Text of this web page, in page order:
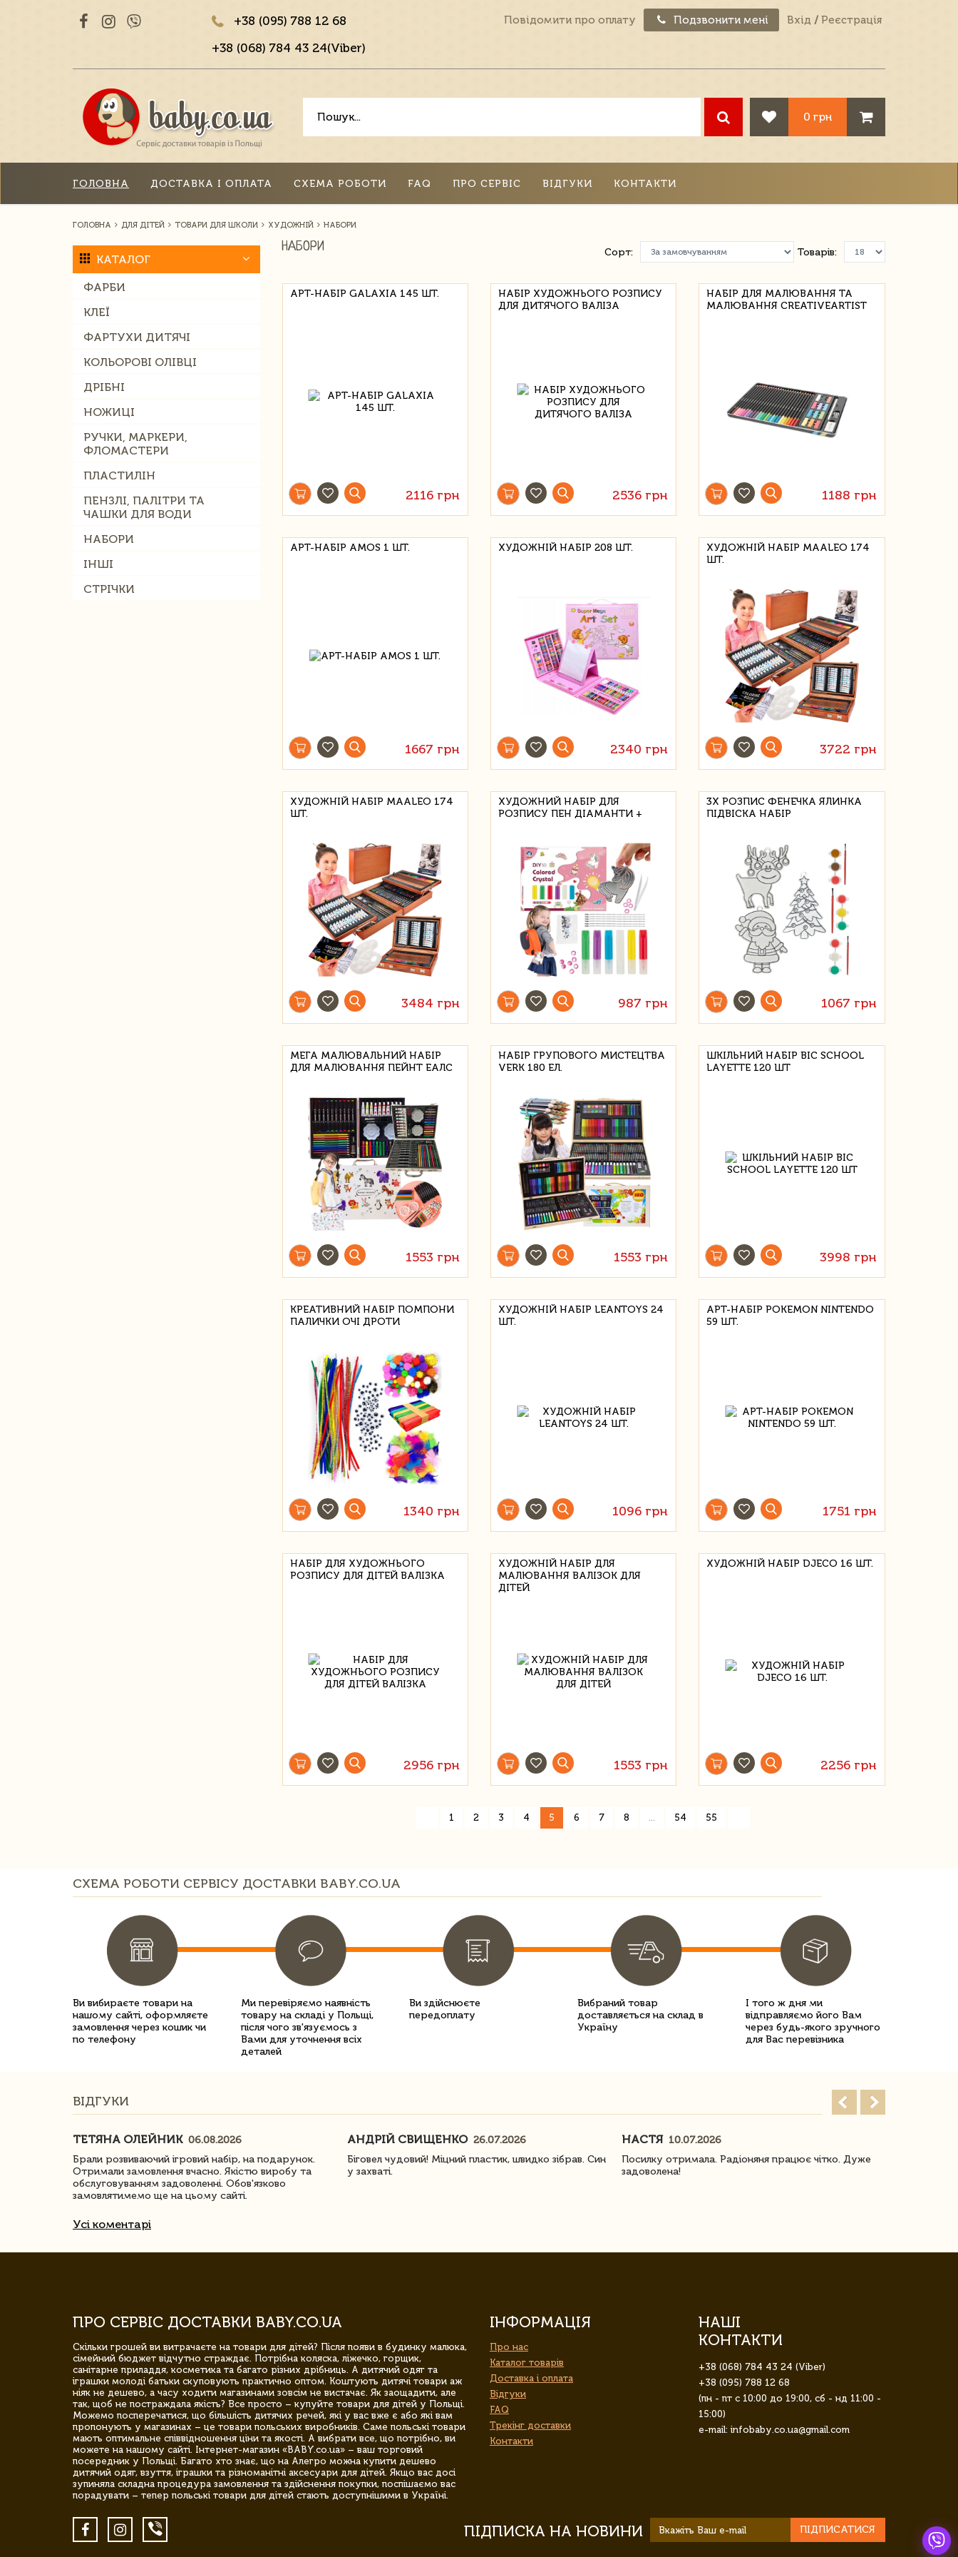
+38 (095) 788 12 68
+38 (068) 784 43 24(Viber)
Повідомити про оплату Подзвонити мені Вхід / Реєстрація
0 грн
ГОЛОВНА ДОСТАВКА І ОПЛАТА СХЕМА РОБОТИ FAQ ПРО СЕРВІС ВІДГУКИ КОНТАКТИ
ГОЛОВНА ДЛЯ ДІТЕЙ ТОВАРИ ДЛЯ ШКОЛИ ХУДОЖНІЙ НАБОРИ
КАТАЛОГ
ФАРБИ
КЛЕЇ
ФАРТУХИ ДИТЯЧІ
КОЛЬОРОВІ ОЛІВЦІ
ДРІБНІ
НОЖИЦІ
РУЧКИ, МАРКЕРИ,
ФЛОМАСТЕРИ
ПЛАСТИЛІН
ПЕНЗЛІ, ПАЛІТРИ ТА
ЧАШКИ ДЛЯ ВОДИ
НАБОРИ
ІНШІ
СТРІЧКИ
НАБОРИ Товарів:
Сорт:
АРТ-НАБІР GALAXIA 145 ШТ.
2116 грн
НАБІР ХУДОЖНЬОГО РОЗПИСУ
ДЛЯ ДИТЯЧОГО ВАЛІЗА
2536 грн
НАБІР ДЛЯ МАЛЮВАННЯ ТА
МАЛЮВАННЯ CREATIVEARTIST
1188 грн
АРТ-НАБІР AMOS 1 ШТ.
1667 грн
ХУДОЖНІЙ НАБІР 208 ШТ.
2340 грн
ХУДОЖНІЙ НАБІР MAALEO 174
ШТ.
3722 грн
ХУДОЖНІЙ НАБІР MAALEO 174
ШТ.
3484 грн
ХУДОЖНИЙ НАБІР ДЛЯ
РОЗПИСУ ПЕН ДІАМАНТИ +
987 грн
3X РОЗПИС ФЕНЕЧКА ЯЛИНКА
ПІДВІСКА НАБІР
1067 грн
МЕГА МАЛЮВАЛЬНИЙ НАБІР
ДЛЯ МАЛЮВАННЯ ПЕЙНТ ЕАЛС
1553 грн
НАБІР ГРУПОВОГО МИСТЕЦТВА
VERK 180 ЕЛ.
1553 грн
ШКІЛЬНИЙ НАБІР BIC SCHOOL
LAYETTE 120 ШТ
3998 грн
КРЕАТИВНИЙ НАБІР ПОМПОНИ
ПАЛИЧКИ ОЧІ ДРОТИ
1340 грн
ХУДОЖНІЙ НАБІР LEANTOYS 24
ШТ.
1096 грн
АРТ-НАБІР POKEMON NINTENDO
59 ШТ.
1751 грн
НАБІР ДЛЯ ХУДОЖНЬОГО
РОЗПИСУ ДЛЯ ДІТЕЙ ВАЛІЗКА
2956 грн
ХУДОЖНІЙ НАБІР ДЛЯ
МАЛЮВАННЯ ВАЛІЗОК ДЛЯ
ДІТЕЙ
1553 грн
ХУДОЖНІЙ НАБІР DJECO 16 ШТ.
2256 грн
1 2 3 4 5 6 7 8 ... 54 55
СХЕМА РОБОТИ СЕРВІСУ ДОСТАВКИ BABY.CO.UA
Ви вибираєте товари на
нашому сайті, оформляєте
замовлення через кошик чи
по телефону
Ми перевіряємо наявність
товару на складі у Польщі,
після чого зв'язуємось з
Вами для уточнення всіх
деталей
Ви здійснюєте
передоплату
Вибраний товар
доставляється на склад в
Україну
І того ж дня ми
відправляємо його Вам
через будь-якого зручного
для Вас перевізника
ВІДГУКИ
ТЕТЯНА ОЛЕЙНИК 06.08.2026
Брали розвиваючий ігровий набір, на подарунок.
Отримали замовлення вчасно. Якістю виробу та
обслуговуванням задоволенні. Обов'язково
замовлятимемо ще на цьому сайті.
АНДРІЙ СВИЩЕНКО 26.07.2026
Біговел чудовий! Міцний пластик, швидко зібрав. Син
у захваті.
НАСТЯ 10.07.2026
Посилку отримала. Радіоняня працює чітко. Дуже
задоволена!
Усі коментарі
ПРО СЕРВІС ДОСТАВКИ BABY.CO.UA
Скільки грошей ви витрачаєте на товари для дітей? Після появи в будинку малюка,
сімейний бюджет відчутно страждає. Потрібна коляска, ліжечко, горщик,
санітарне приладдя, косметика та багато різних дрібниць. А дитячий одяг та
іграшки молоді батьки скуповують практично оптом. Коштують дитячі товари аж
ніяк не дешево, а часу ходити магазинами зовсім не вистачає. Як заощадити, але
так, щоб не постраждала якість? Все просто – купуйте товари для дітей у Польщі.
Можемо посперечатися, що більшість дитячих речей, які у вас вже є або які вам
пропонують у магазинах – це товари польських виробників. Саме польські товари
мають оптимальне співвідношення ціни та якості. А вибрати все, що потрібно, ви
можете на нашому сайті. Інтернет-магазин «BABY.co.ua» – ваш торговий
посередник у Польщі. Багато хто знає, що на Алегро можна купити дешево
дитячий одяг, взуття, іграшки та різноманітні аксесуари для дітей. Якщо вас досі
зупиняла складна процедура замовлення та здійснення покупки, поспішаємо вас
порадувати – тепер польські товари для дітей стають доступнішими в Україні.
ІНФОРМАЦІЯ
Про нас
Каталог товарів
Доставка і оплата
Відгуки
FAQ
Трекінг доставки
Контакти
НАШІ
КОНТАКТИ
+38 (068) 784 43 24 (Viber)
+38 (095) 788 12 68
(пн - пт с 10:00 до 19:00, сб - нд 11:00 -
15:00)
e-mail: infobaby.co.ua@gmail.com
ПІДПИСКА НА НОВИНИ ПІДПИСАТИСЯ